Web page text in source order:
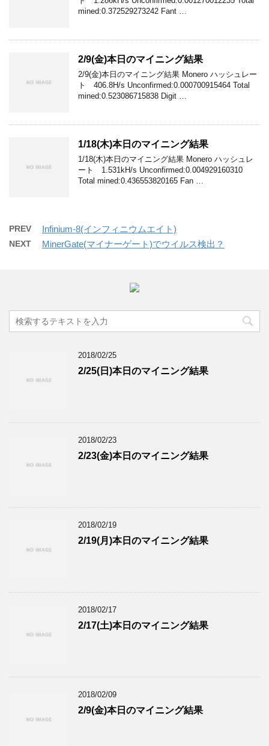
mined:0.372529273242 Fant …
2/9(金)本日のマイニング結果
2/9(金)本日のマイニング結果 Monero ハッシュレー
ト 406.8H/s Unconfirmed:0.000700915464 Total
mined:0.523086715838 Digit …
1/18(木)本日のマイニング結果
1/18(木)本日のマイニング結果 Monero ハッシュレ
ート 1.531kH/s Unconfirmed:0.004929160310
Total mined:0.436553820165 Fan …
PREV Infinium-8(インフィニウムエイト)
NEXT MinerGate(マイナーゲート)でウイルス検出？
2018/02/25
2/25(日)本日のマイニング結果
2018/02/23
2/23(金)本日のマイニング結果
2018/02/19
2/19(月)本日のマイニング結果
2018/02/17
2/17(土)本日のマイニング結果
2018/02/09
2/9(金)本日のマイニング結果